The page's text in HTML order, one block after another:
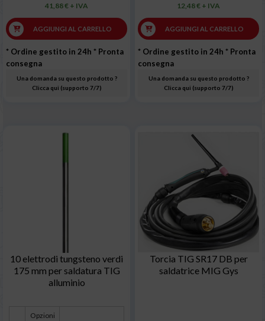
41,88 € + IVA
AGGIUNGI AL CARRELLO
* Ordine gestito in 24h * Pronta
consegna
Una domanda su questo prodotto ?
Clicca qui (supporto 7/7)
12,48 € + IVA
AGGIUNGI AL CARRELLO
* Ordine gestito in 24h * Pronta
consegna
Una domanda su questo prodotto ?
Clicca qui (supporto 7/7)
10 elettrodi tungsteno verdi
175 mm per saldatura TIG
alluminio
Opzioni
Torcia TIG SR17 DB per
saldatrice MIG Gys